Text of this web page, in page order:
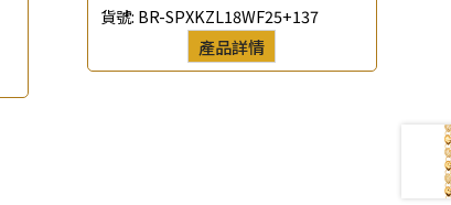
貨號: BR-SPXKZL18WF25+137
產品詳情